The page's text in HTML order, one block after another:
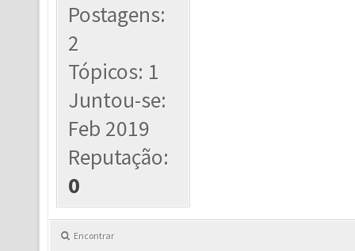
Postagens:
2
Tópicos: 1
Juntou-se:
Feb 2019
Reputação:
0
Encontrar